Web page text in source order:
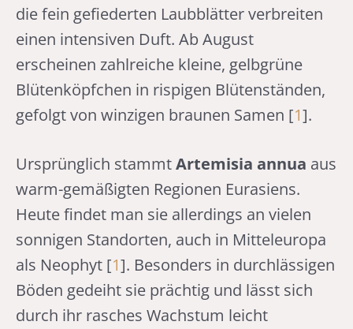
die fein gefiederten Laubblätter verbreiten
einen intensiven Duft. Ab August
erscheinen zahlreiche kleine, gelbgrüne
Blütenköpfchen in rispigen Blütenständen,
gefolgt von winzigen braunen Samen [1].
Ursprünglich stammtArtemisia annua aus
warm-gemäßigten Regionen Eurasiens.
Heute findet man sie allerdings an vielen
sonnigen Standorten, auch in Mitteleuropa
als Neophyt [1]. Besonders in durchlässigen
Böden gedeiht sie prächtig und lässt sich
durch ihr rasches Wachstum leicht